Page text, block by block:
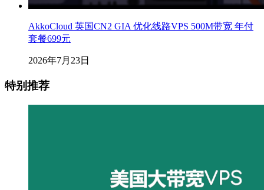
AkkoCloud 英国CN2 GIA 优化线路VPS 500M带宽 年付
套餐699元
2026年7月23日
特别推荐